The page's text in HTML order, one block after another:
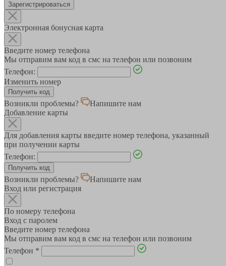
Зарегистрироваться
Электронная бонусная карта
Введите номер телефона
Мы отправим вам код в смс на телефон или позвоним
Телефон:
Изменить номер
Возникли проблемы?
Напишите нам
Добавление карты
Для добавления карты введите номер телефона, указанный
при получении карты
Телефон:
Возникли проблемы?
Напишите нам
Вход или регистрация
По номеру телефона
Вход с паролем
Введите номер телефона
Мы отправим вам код в смс на телефон или позвоним
Телефон *